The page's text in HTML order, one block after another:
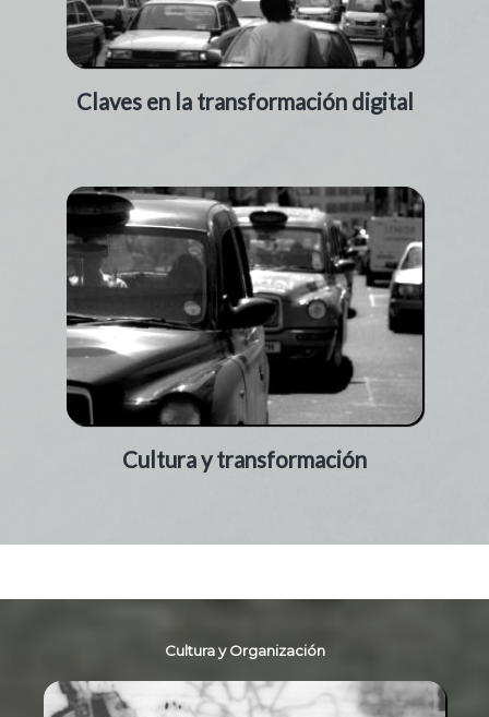
Claves en la transformación digital
Cultura y transformación
Cultura y Organización